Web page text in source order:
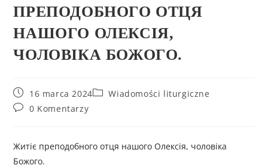
ПРЕПОДОБНОГО ОТЦЯ
НАШОГО ОЛЕКСІЯ,
ЧОЛОВІКА БОЖОГО.
16 marca 2024
Wiadomości liturgiczne
0 Komentarzy
Житіє преподобного отця нашого Олексія, чоловіка
Божого.